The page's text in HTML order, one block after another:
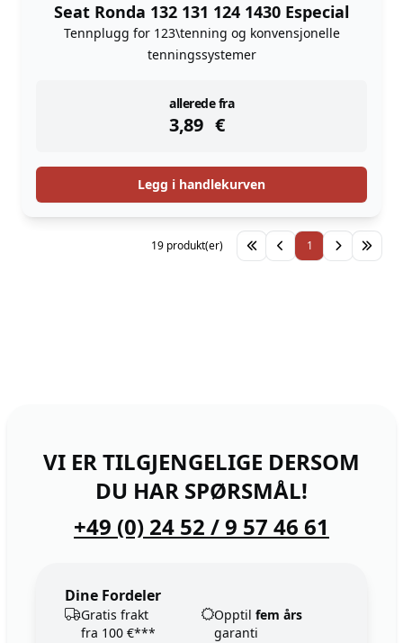
Seat Ronda 132 131 124 1430 Especial
Tennplugg for 123\tenning og konvensjonelle
tenningssystemer
allerede fra
3,89 €
instock
Legg i handlekurven
1
19 produkt(er)
VI ER TILGJENGELIGE DERSOM
DU HAR SPØRSMÅL!
+49 (0) 24 52 / 9 57 46 61
Dine Fordeler
Gratis frakt
fra 100 €***
Opptil fem års
garanti